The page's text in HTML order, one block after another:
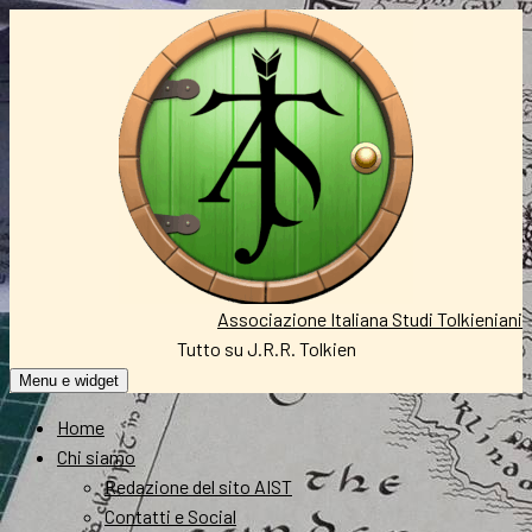
Vai
contenuto
Associazione Italiana Studi Tolkieniani
Tutto su J.R.R. Tolkien
Menu e widget
Home
Chi siamo
Redazione del sito AIST
Contatti e Social